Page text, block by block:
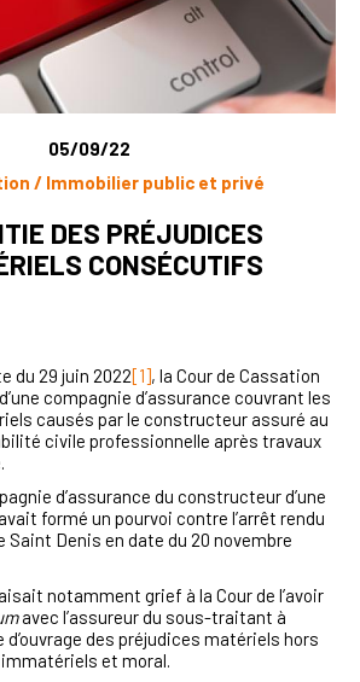
05/09/22
/ Immobilier public et privé
DES PRÉJUDICES
CONSÉCUTIFS
du 29 juin 2022[1], la Cour de Cassation
compagnie d’assurance couvrant les
causés par le constructeur assuré au
civile professionnelle après travaux
d’assurance du constructeur d’une
formé un pourvoi contre l’arrêt rendu
Saint Denis en date du 20 novembre
notamment grief à la Cour de l’avoir
avec l’assureur du sous-traitant à
des préjudices matériels hors
immatériels et moral.